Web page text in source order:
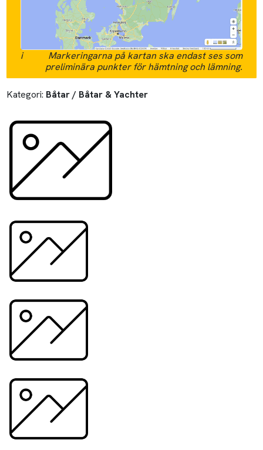
i
Markeringarna på kartan ska endast ses som
preliminära punkter för hämtning och lämning.
Kategori: Båtar / Båtar & Yachter